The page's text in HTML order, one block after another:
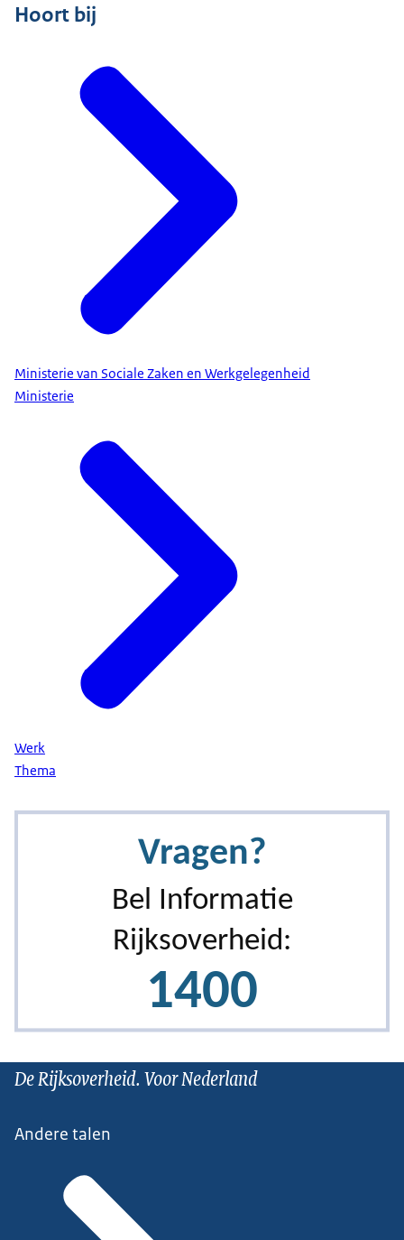
Hoort bij
Ministerie van Sociale Zaken en Werkgelegenheid
Ministerie
Werk
Thema
De Rijksoverheid. Voor Nederland
Andere talen